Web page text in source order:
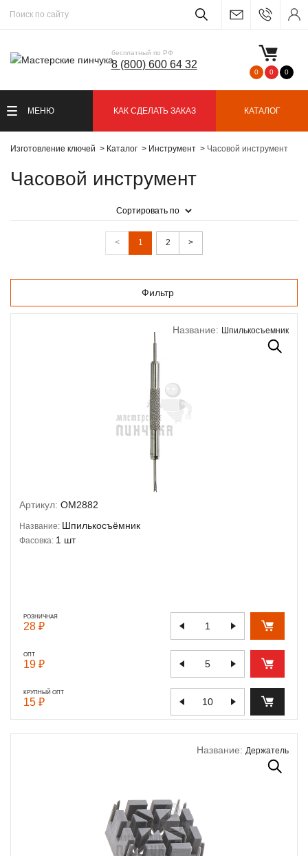
бесплатный по РФ
8 (800) 600 64 32
0 0 0
МЕНЮ КАК СДЕЛАТЬ ЗАКАЗ КАТАЛОГ
Изготовление ключей Каталог Инструмент Часовой инструмент
Часовой инструмент
Сортировать по
< 1 2 >
Фильтр
Название: Шпилькосъемник
Артикул: OM2882
Название: Шпилькосъёмник
Фасовка: 1 шт
РОЗНИЧНАЯ
28 ₽
ОПТ
19 ₽
КРУПНЫЙ ОПТ
15 ₽
Название: Держатель